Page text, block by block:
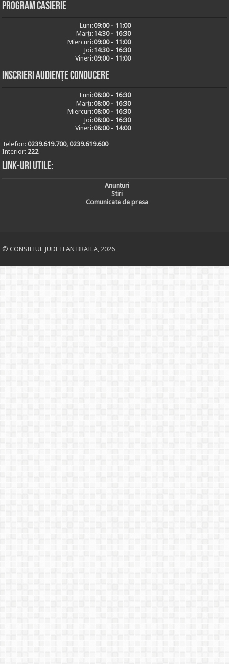
Program casierie
Luni:09:00 - 11:00
Marți:14:30 - 16:30
Miercuri:09:00 - 11:00
Joi:14:30 - 16:30
Vineri:09:00 - 11:00
Inscrieri audiențe conducere
Luni:08:00 - 16:30
Marți:08:00 - 16:30
Miercuri:08:00 - 16:30
Joi:08:00 - 16:30
Vineri:08:00 - 14:00
Telefon:0239.619.700, 0239.619.600
Interior: 222
Link-uri utile:
Anunturi
Stiri
Comunicate de presa
© CONSILIUL JUDETEAN BRAILA, 2026